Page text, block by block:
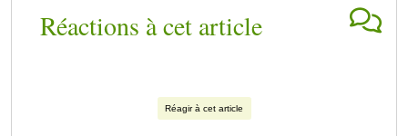
Réactions à cet article
Réagir à cet article